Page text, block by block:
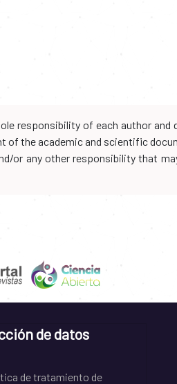
responsibility of each author
the academic and scientific
or any other responsibility that
de datos
de tratamiento de